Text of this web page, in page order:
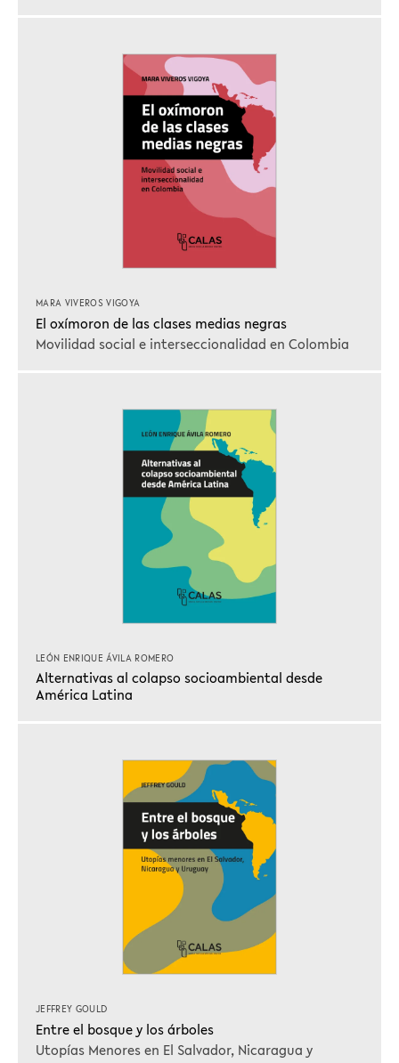
MARA VIVEROS VIGOYA
El oxímoron de las clases medias negras
Movilidad social e interseccionalidad en Colombia
LEÓN ENRIQUE ÁVILA ROMERO
Alternativas al colapso socioambiental desde
América Latina
JEFFREY GOULD
Entre el bosque y los árboles
Utopías Menores en El Salvador, Nicaragua y